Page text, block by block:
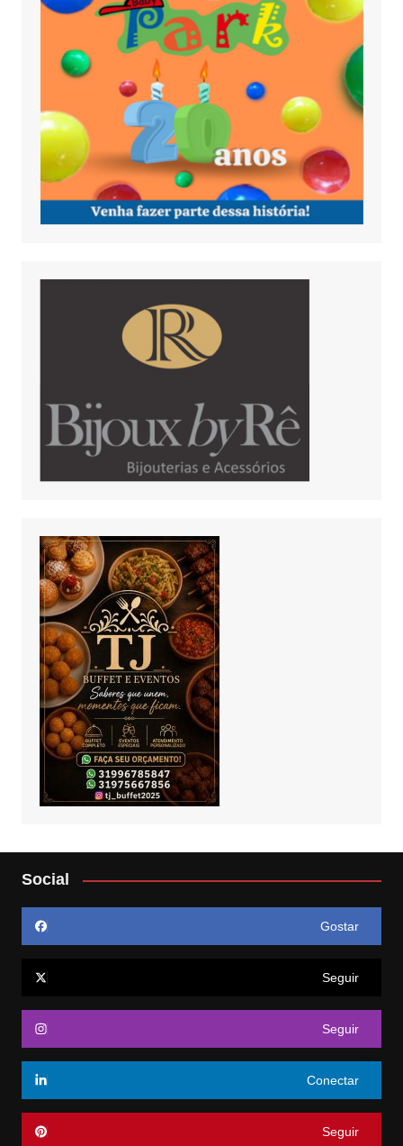
Social
Gostar
Seguir
Seguir
Conectar
Seguir